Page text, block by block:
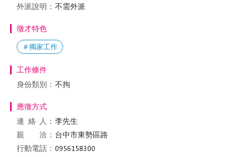
外派說明： 不需外派
徵才特色
＃獨家工作
工作條件
身份類別： 不拘
應徵方式
連絡
人： 李先生
親 洽： 台中市東勢區路
行動電話：